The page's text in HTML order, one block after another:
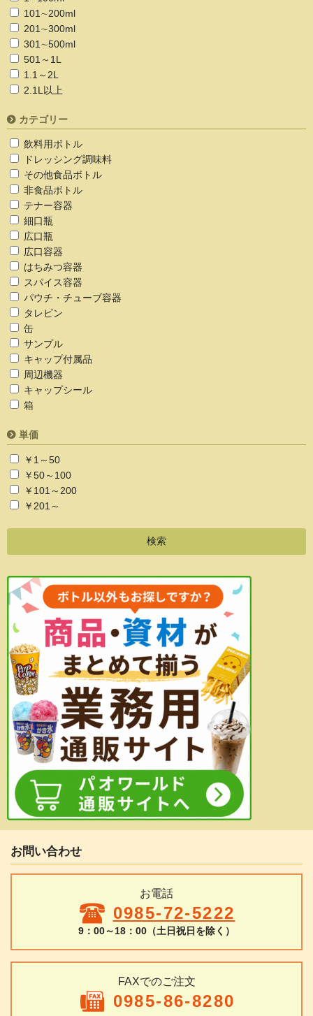
101∼200ml
201∼300ml
301∼500ml
501～1L
1.1～2L
2.1L以上
カテゴリー
飲料用ボトル
ドレッシング調味料
その他食品ボトル
非食品ボトル
テナー容器
細口瓶
広口瓶
広口容器
はちみつ容器
スパイス容器
パウチ・チューブ容器
タレビン
缶
サンプル
キャップ付属品
周辺機器
キャップシール
箱
単価
￥1～50
￥50～100
￥101～200
￥201～
お問い合わせ
お電話
0985-72-5222
9：00～18：00（土日祝日を除く）
FAXでのご注文
0985-86-8280